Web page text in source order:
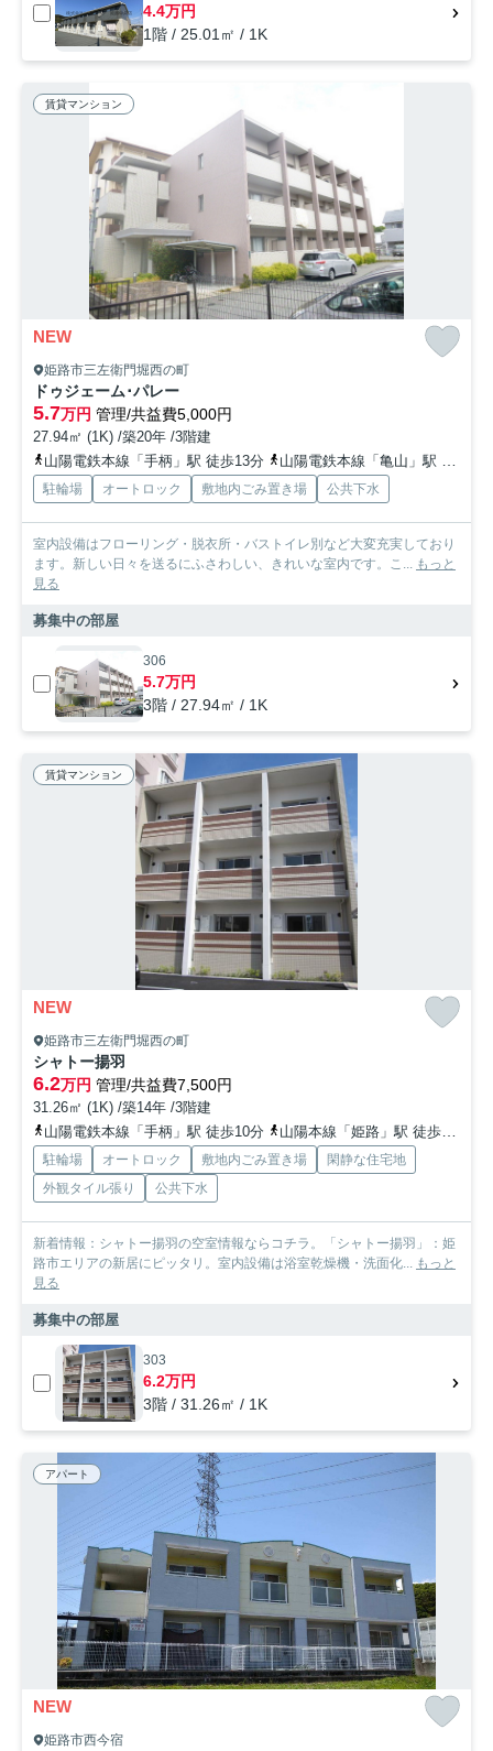
4.4万円
1階 / 25.01㎡ / 1K
賃貸マンション
NEW
姫路市三左衛門堀西の町
ドゥジェーム･パレー
5.7万円 管理/共益費5,000円
27.94㎡ (1K) /築20年 /3階建
山陽電鉄本線「手柄」駅 徒歩13分
山陽電鉄本線「亀山」駅 徒歩20分
駐輪場 オートロック 敷地内ごみ置き場 公共下水
室内設備はフローリング・脱衣所・バストイレ別など大変充実しており
ます。新しい日々を送るにふさわしい、きれいな室内です。こ... もっと
見る
募集中の部屋
306
5.7万円
3階 / 27.94㎡ / 1K
賃貸マンション
NEW
姫路市三左衛門堀西の町
シャトー揚羽
6.2万円 管理/共益費7,500円
31.26㎡ (1K) /築14年 /3階建
山陽電鉄本線「手柄」駅 徒歩10分
山陽本線「姫路」駅 徒歩18分
駐輪場 オートロック 敷地内ごみ置き場
閑静な住宅地
外観タイル張り
公共下水
新着情報：シャトー揚羽の空室情報ならコチラ。「シャトー揚羽」：姫
路市エリアの新居にピッタリ。室内設備は浴室乾燥機・洗面化... もっと
見る
募集中の部屋
303
6.2万円
3階 / 31.26㎡ / 1K
アパート
NEW
姫路市西今宿